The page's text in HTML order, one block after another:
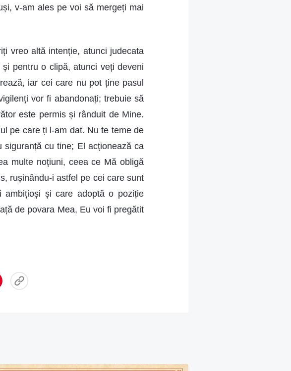
v-am ales pe voi să mergeți mai
vreo altă intenție, atunci judecata
pentru o clipă, atunci veți deveni
iar cei care nu pot ține pasul
vor fi abandonați; trebuie să
este permis și rânduit de Mine.
pe care ți l-am dat. Nu te teme de
cu tine; El acționează ca
multe noțiuni, ceea ce Mă obligă
rușinându-i astfel pe cei care sunt
și care adoptă o poziție
de povara Mea, Eu voi fi pregătit